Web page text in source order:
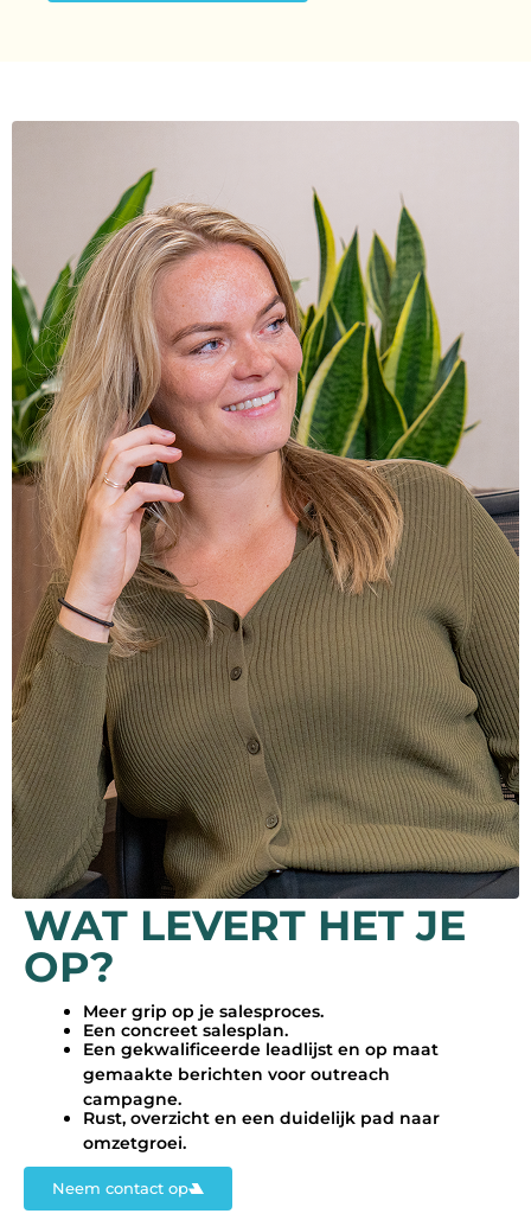
WAT LEVERT HET JE
OP?
Meer grip op je salesproces.
Een concreet salesplan.
Een gekwalificeerde leadlijst en op maat
gemaakte berichten voor outreach
campagne.
Rust, overzicht en een duidelijk pad naar
omzetgroei.
Neem contact op